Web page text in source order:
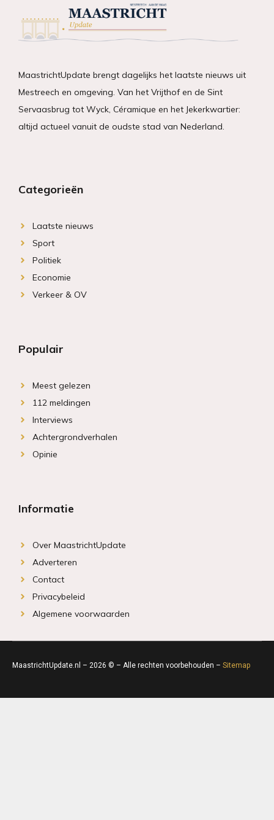
MaastrichtUpdate brengt dagelijks het laatste nieuws uit
Mestreech en omgeving. Van het Vrijthof en de Sint
Servaasbrug tot Wyck, Céramique en het Jekerkwartier:
altijd actueel vanuit de oudste stad van Nederland.
Categorieën
Laatste nieuws
Sport
Politiek
Economie
Verkeer & OV
Populair
Meest gelezen
112 meldingen
Interviews
Achtergrondverhalen
Opinie
Informatie
Over MaastrichtUpdate
Adverteren
Contact
Privacybeleid
Algemene voorwaarden
MaastrichtUpdate.nl – 2026 © – Alle rechten voorbehouden – Sitemap